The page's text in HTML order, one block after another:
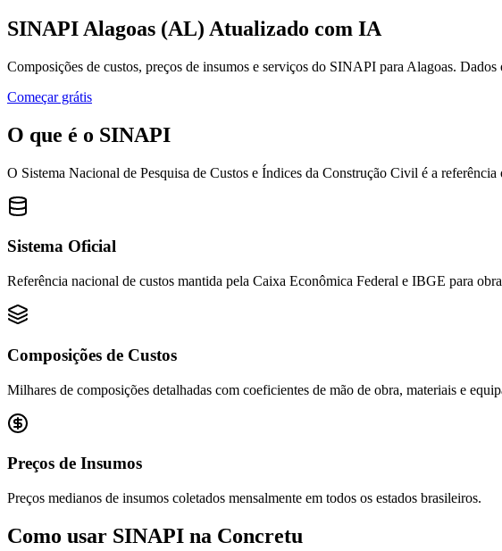
SINAPI Alagoas (AL) Atualizado com IA
Composições de custos, preços de insumos e serviços do SINAPI para Alagoas.
Começar grátis
O que é o SINAPI
O Sistema Nacional de Pesquisa de Custos e Índices da Construção Civil é a
Sistema Oficial
Referência nacional de custos mantida pela Caixa Econômica Federal e IBGE para
Composições de Custos
Milhares de composições detalhadas com coeficientes de mão de obra, materiais e
Preços de Insumos
Preços medianos de insumos coletados mensalmente em todos os estados brasileiros.
Como usar SINAPI na Concretu